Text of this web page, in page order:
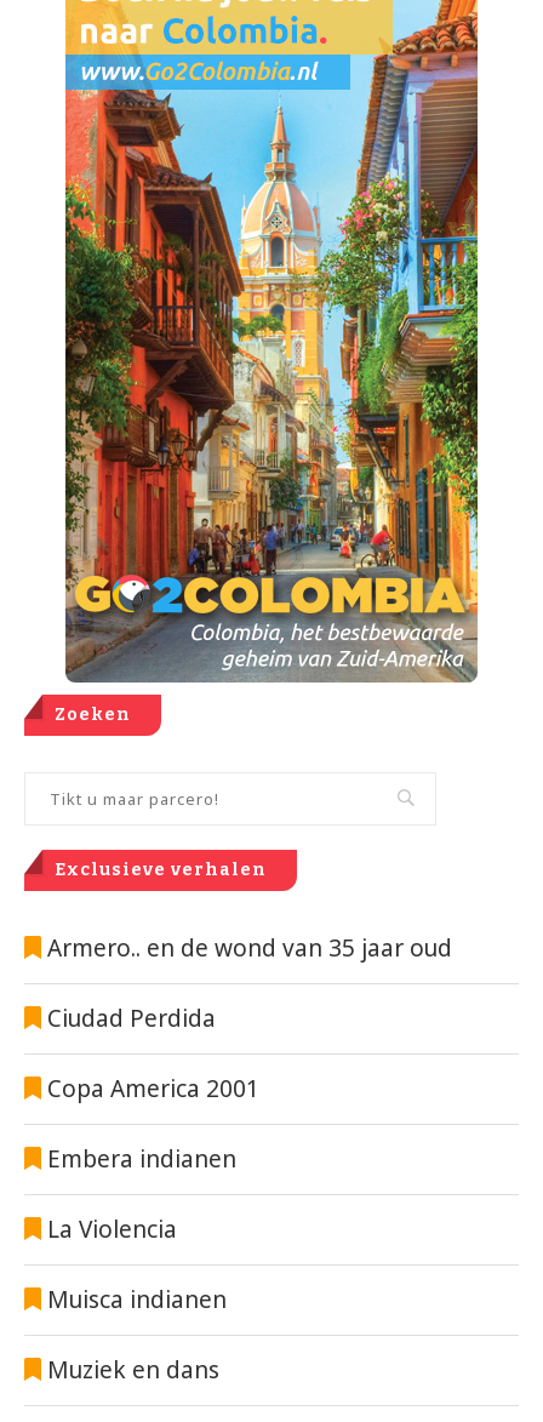
Zoeken
Exclusieve verhalen
Armero.. en de wond van 35 jaar oud
Ciudad Perdida
Copa America 2001
Embera indianen
La Violencia
Muisca indianen
Muziek en dans